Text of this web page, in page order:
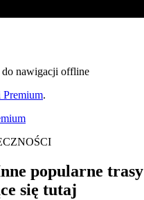
do nawigacji offline
.
popularne trasy
się tutaj